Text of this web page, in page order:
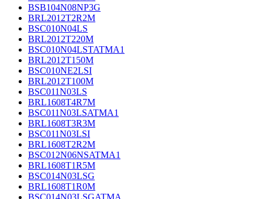
BSB104N08NP3G
BRL2012T2R2M
BSC010N04LS
BRL2012T220M
BSC010N04LSTATMA1
BRL2012T150M
BSC010NE2LSI
BRL2012T100M
BSC011N03LS
BRL1608T4R7M
BSC011N03LSATMA1
BRL1608T3R3M
BSC011N03LSI
BRL1608T2R2M
BSC012N06NSATMA1
BRL1608T1R5M
BSC014N03LSG
BRL1608T1R0M